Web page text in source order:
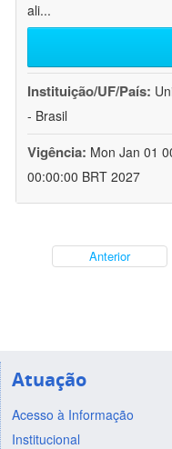
ali...
Instituição/UF/País:
- Brasil
Vigência: Mon Jan 01
00:00:00 BRT 2027
Anterior
Atuação
Acesso à Informação
Institucional